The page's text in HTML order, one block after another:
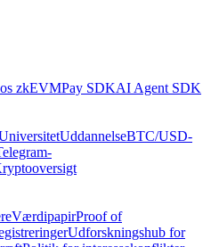
zkEVMPay SDKAI Agent SDK
UddannelseBTC/USD-
VærdipapirProof of
Udforskningshub for